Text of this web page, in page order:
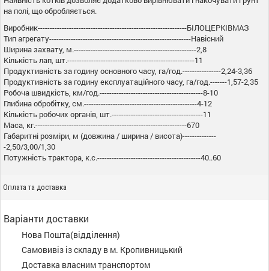
на полі, що обробляється.
Виробник--------------------------------------------------------------БІЛОЦЕРКІВМАЗ
Тип агрегату-----------------------------------------------------------Навісний
Ширина захвату, м.---------------------------------------------------2,8
Кількість лап, шт.-----------------------------------------------------11
Продуктивність за годину основного часу, га/год.----------------2,24-3,36
Продуктивність за годину експлуатаційного часу, га/год.-------1,57-2,35
Робоча швидкість, км/год.-------------------------------------------8-10
Глибина обробітку, см.-----------------------------------------------4-12
Кількість робочих органів, шт.--------------------------------------11
Маса, кг.---------------------------------------------------------------670
Габаритні розміри, м (довжина / ширина / висота)--------------
-2,50/3,00/1,30
Потужність трактора, к.с.-------------------------------------------40..60
Оплата та доставка
Варіанти доставки
Нова Пошта(відділення)
Самовивіз із складу в м. Кропивницький
Доставка власним транспортом